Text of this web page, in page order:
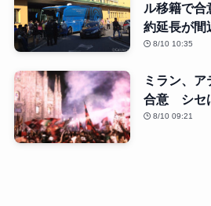
ル移籍で
約延長が間
8/10 10:35
ミラン、
合意 シセ
8/10 09:21